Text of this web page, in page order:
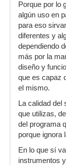
Porque por lo
algún uso en
para eso
diferentes y
dependiendo
más por la
diseño y
que es capaz
el mismo.
La calidad del
que utilizas,
del programa
porque ignora
En lo que sí
instrumentos